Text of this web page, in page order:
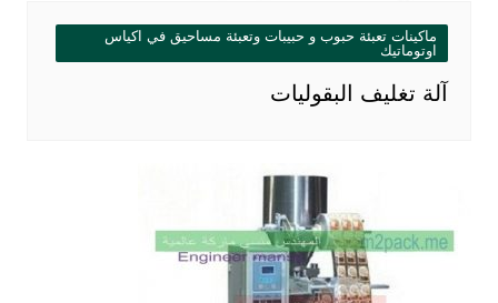
ماكينات تعبئة حبوب و حبيبات وتعبئة مساحيق في اكياس
اوتوماتيك
آلة تغليف البقوليات